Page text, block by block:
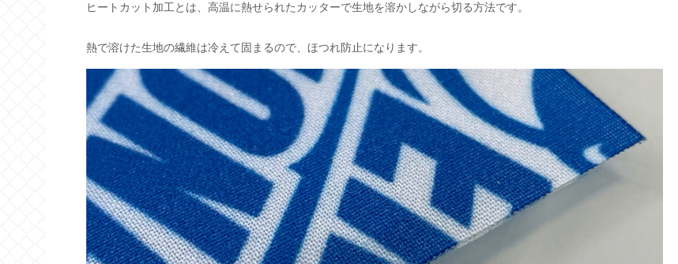
ヒートカット加工とは、高温に熱せられたカッターで生地を溶かしながら切る方法です。
熱で溶けた生地の繊維は冷えて固まるので、ほつれ防止になります。